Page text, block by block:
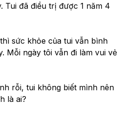
Tui đã điều trị được 1 năm 4
sức khỏe của tui vẫn bình
Mỗi ngày tôi vẫn đi làm vui vẻ
rỗi, tui không biết mình nên
là ai?